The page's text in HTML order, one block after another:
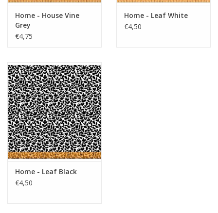
Home - House Vine
Grey
€4,75
Home - Leaf White
€4,50
Home - Leaf Black
€4,50